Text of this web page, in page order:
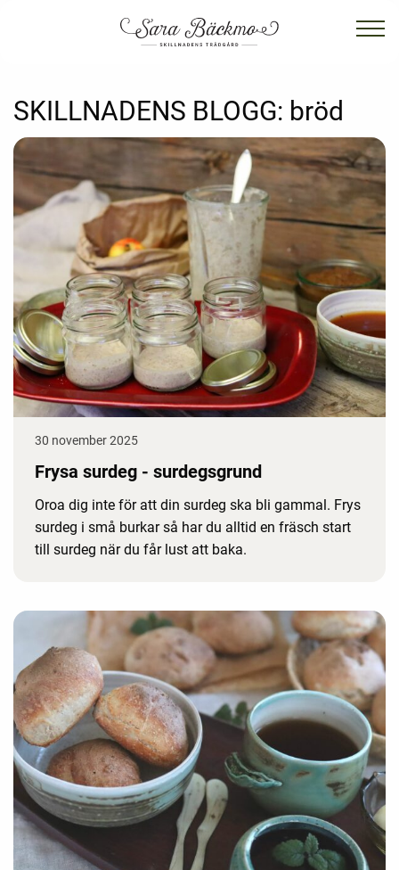
SKILLNADENS BLOGG: bröd
30 november 2025
Frysa surdeg - surdegsgrund
Oroa dig inte för att din surdeg ska bli gammal. Frys
surdeg i små burkar så har du alltid en fräsch start
till surdeg när du får lust att baka.